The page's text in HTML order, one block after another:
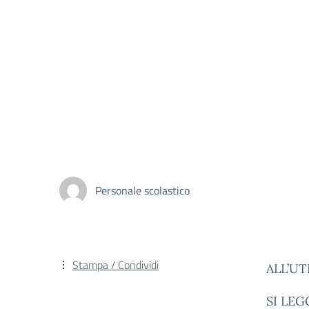
Personale scolastico
SI
Stampa / Condividi